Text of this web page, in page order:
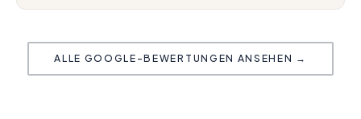
ALLE GOOGLE-BEWERTUNGEN ANSEHEN →